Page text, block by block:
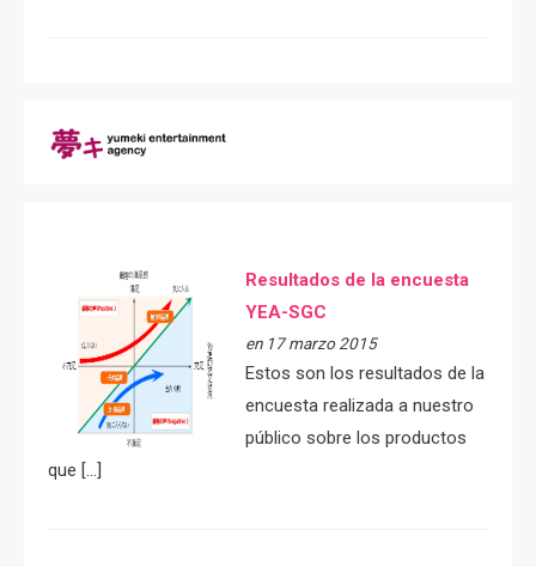
Resultados de la encuesta
YEA-SGC
en 17 marzo 2015
Estos son los resultados de la
encuesta realizada a nuestro
público sobre los productos
que […]